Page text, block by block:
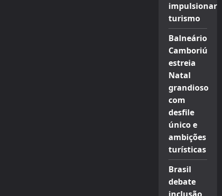
impulsionar
turismo
Balneário
Camboriú
estreia
Natal
grandioso
com
desfile
único e
ambições
turísticas
Brasil
debate